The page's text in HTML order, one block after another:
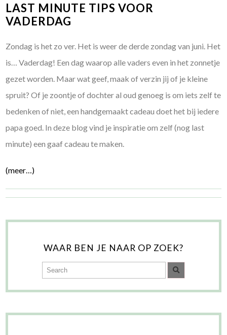
LAST MINUTE TIPS VOOR
VADERDAG
Zondag is het zo ver. Het is weer de derde zondag van juni. Het
is… Vaderdag! Een dag waarop alle vaders even in het zonnetje
gezet worden. Maar wat geef, maak of verzin jij of je kleine
spruit? Of je zoontje of dochter al oud genoeg is om iets zelf te
bedenken of niet, een handgemaakt cadeau doet het bij iedere
papa goed. In deze blog vind je inspiratie om zelf (nog last
minute) een gaaf cadeau te maken.
(meer…)
WAAR BEN JE NAAR OP ZOEK?